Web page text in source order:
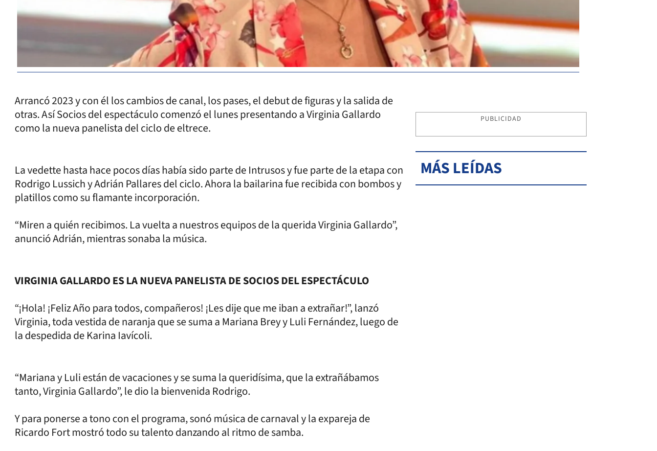
Arrancó 2023 y con él los cambios de canal, los pases, el debut de figuras y la salida de
otras. Así Socios del espectáculo comenzó el lunes presentando a Virginia Gallardo
como la nueva panelista del ciclo de eltrece.
La vedette hasta hace pocos días había sido parte de Intrusos y fue parte de la etapa con
Rodrigo Lussich y Adrián Pallares del ciclo. Ahora la bailarina fue recibida con bombos y
platillos como su flamante incorporación.
“Miren a quién recibimos. La vuelta a nuestros equipos de la querida Virginia Gallardo”,
anunció Adrián, mientras sonaba la música.
VIRGINIA GALLARDO ES LA NUEVA PANELISTA DE SOCIOS DEL ESPECTÁCULO
“¡Hola! ¡Feliz Año para todos, compañeros! ¡Les dije que me iban a extrañar!”, lanzó
Virginia, toda vestida de naranja que se suma a Mariana Brey y Luli Fernández, luego de
la despedida de Karina Iavícoli.
“Mariana y Luli están de vacaciones y se suma la queridísima, que la extrañábamos
tanto, Virginia Gallardo”, le dio la bienvenida Rodrigo.
Y para ponerse a tono con el programa, sonó música de carnaval y la expareja de
Ricardo Fort mostró todo su talento danzando al ritmo de samba.
PUBLICIDAD
MÁS LEÍDAS